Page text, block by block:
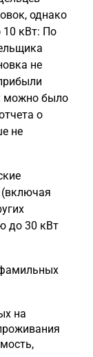
однако
кВт: По
не
можно было
о
не
до 30 кВт
на